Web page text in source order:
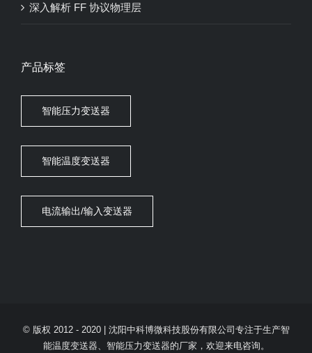
深入解析 FF 协议物理层
产品标签
智能压力变送器
智能温度变送器
电流输出/输入变送器
© 版权 2012 - 2020 | 沈阳中科博微科技股份有限公司专注于生产智
能温度变送器、智能压力变送器的厂家，欢迎来电咨询。